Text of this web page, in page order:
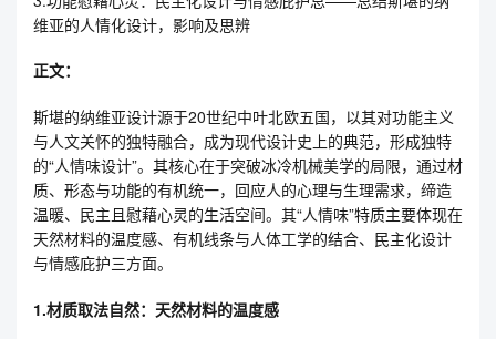
维亚的人情化设计，影响及思辨
正文：
斯堪的纳维亚设计源于20世纪中叶北欧五国，以其对功能主义
与人文关怀的独特融合，成为现代设计史上的典范，形成独特
的“人情味设计”。其核心在于突破冰冷机械美学的局限，通过材
质、形态与功能的有机统一，回应人的心理与生理需求，缔造
温暖、民主且慰藉心灵的生活空间。其“人情味”特质主要体现在
天然材料的温度感、有机线条与人体工学的结合、民主化设计
与情感庇护三方面。
1.材质取法自然：天然材料的温度感